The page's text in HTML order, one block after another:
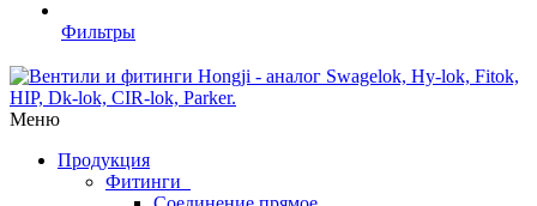
Фильтры
Меню
Продукция
Фитинги